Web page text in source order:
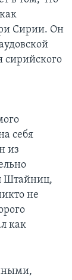
Сирии. Он
сирийского
себя
из
Штайниц,
не
как